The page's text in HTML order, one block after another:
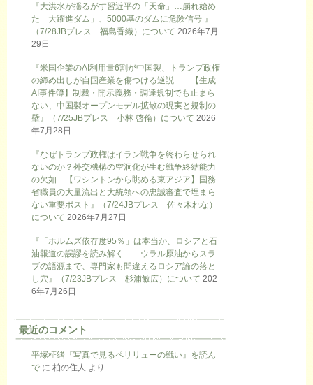
『大洪水が揺るがす習近平の「天命」…崩れ始め
た「大躍進ダム」、5000基のダムに危険信号 』
（7/28JBプレス 福島香織）について 2026年7月
29日
『米国企業のAI利用量6割が中国製、トランプ政権
の締め出しが自国産業を傷つける逆説 【生成
AI事件簿】制裁・開示義務・調達規制でも止まら
ない、中国製オープンモデル拡散の現実と規制の
壁』（7/25JBプレス 小林 啓倫）について 2026
年7月28日
『なぜトランプ政権はイラン戦争を終わらせられ
ないのか？外交機構の空洞化が生む戦争終結能力
の欠如 【ワシントンから眺める東アジア】国務
省職員の大量流出と大統領への忠誠審査で埋まら
ない重要ポスト』（7/24JBプレス 佐々木れな）
について 2026年7月27日
『「ホルムズ依存度95％」は本当か、ロシアと石
油報道の誤謬を読み解く ウラル原油からスラ
ブの語源まで、専門家も間違えるロシア論の落と
し穴』（7/23JBプレス 杉浦敏広）について 202
6年7月26日
最近のコメント
平塚柾緒『写真で見るペリリューの戦い』を読ん
で に 柏の住人 より